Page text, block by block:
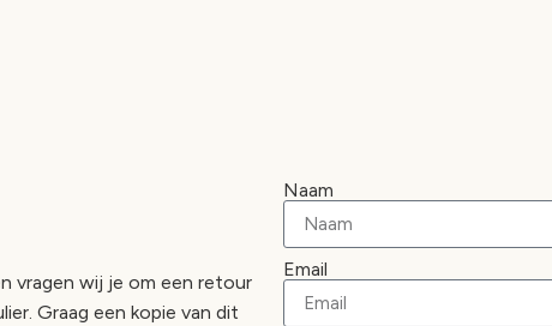
vragen wij je om een retour
Graag een kopie van dit
Naam
Email